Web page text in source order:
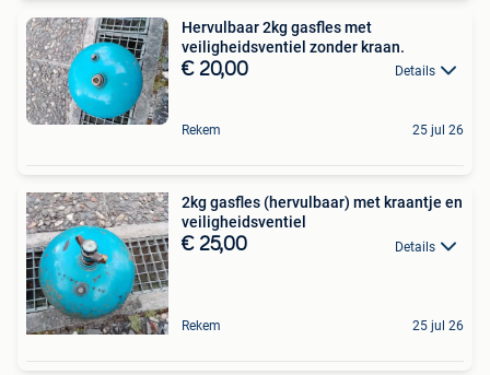
Hervulbaar 2kg gasfles met
veiligheidsventiel zonder kraan.
€ 20,00 Details
Rekem 25 jul 26
2kg gasfles (hervulbaar) met kraantje en
veiligheidsventiel
€ 25,00 Details
Rekem 25 jul 26